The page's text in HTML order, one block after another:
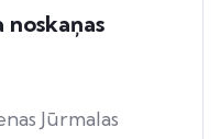
Jūrmalas